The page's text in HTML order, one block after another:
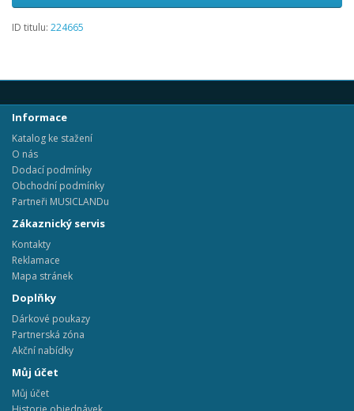
ID titulu: 224665
Informace
Katalog ke stažení
O nás
Dodací podmínky
Obchodní podmínky
Partneři MUSICLANDu
Zákaznický servis
Kontakty
Reklamace
Mapa stránek
Doplňky
Dárkové poukazy
Partnerská zóna
Akční nabídky
Můj účet
Můj účet